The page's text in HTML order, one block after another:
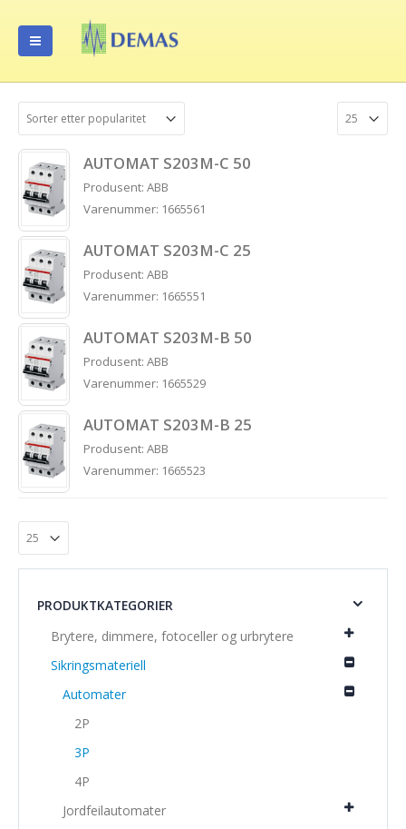
AUTOMAT S203M-C 50
Produsent: ABB
Varenummer: 1665561
AUTOMAT S203M-C 25
Produsent: ABB
Varenummer: 1665551
AUTOMAT S203M-B 50
Produsent: ABB
Varenummer: 1665529
AUTOMAT S203M-B 25
Produsent: ABB
Varenummer: 1665523
PRODUKTKATEGORIER
Brytere, dimmere, fotoceller og urbrytere
Sikringsmateriell
Automater
2P
3P
4P
Jordfeilautomater